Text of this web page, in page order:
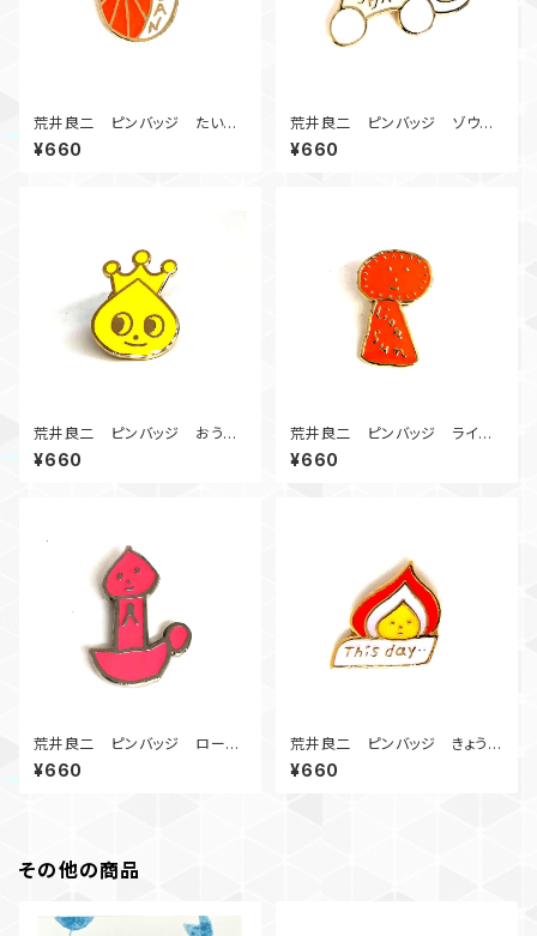
荒井良二 ピンバッジ たいよ
うオルガン
¥660
荒井良二 ピンバッジ ゾウバ
ス
¥660
荒井良二 ピンバッジ おうさ
ま
¥660
荒井良二 ピンバッジ ライオ
ンサン
¥660
荒井良二 ピンバッジ ローソ
くん
¥660
荒井良二 ピンバッジ きょうと
いうひ
¥660
その他の商品